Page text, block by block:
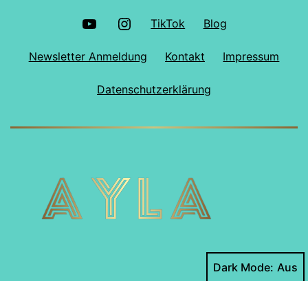
YouTube Instagram
TikTok Blog
Newsletter Anmeldung Kontakt Impressum
Datenschutzerklärung
Dark Mode: